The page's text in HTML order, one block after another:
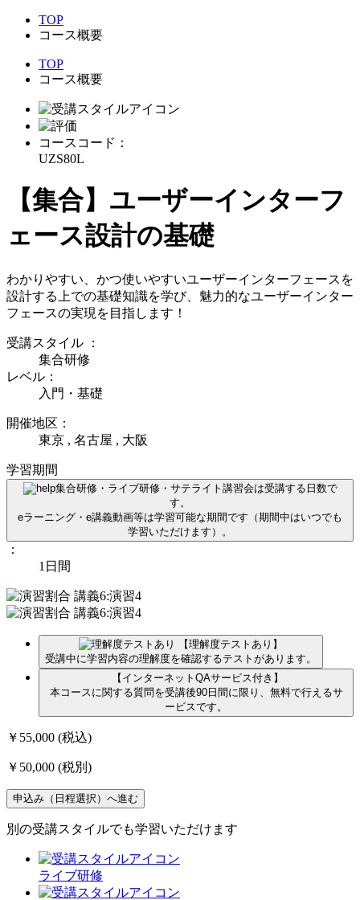
TOP
コース概要
TOP
コース概要
コースコード：
UZS80L
【集合】ユーザーインターフ
ェース設計の基礎
わかりやすい、かつ使いやすいユーザーインターフェースを
設計する上での基礎知識を学び、魅力的なユーザーインター
フェースの実現を目指します！
受講スタイル ：
集合研修
レベル：
入門・基礎
開催地区：
東京 , 名古屋 , 大阪
学習期間
集合研修・ライブ研修・サテライト講習会は受講する日数で
す。
eラーニング・e講義動画等は学習可能な期間です（期間中はいつでも
学習いただけます）。
：
1日間
【理解度テストあり】
受講中に学習内容の理解度を確認するテストがあります。
【インターネットQAサービス付き】
本コースに関する質問を受講後90日間に限り、無料で行えるサ
ービスです。
￥55,000 (税込)
￥50,000 (税別)
申込み（日程選択）へ進む
別の受講スタイルでも学習いただけます
ライブ研修